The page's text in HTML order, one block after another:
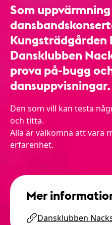
Som
Kungsträdgården
Dansklubben
prova på-bugg
dansuppvisningar.
Den som vill kan testa
och titta.
Alla är välkomna att vara
erfarenhet.
Mer
Dansklubben